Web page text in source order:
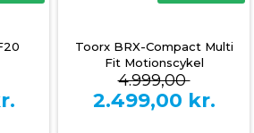
Toorx BRX-Compact Multi
Fit Motionscykel
4.999,00
2.499,00 kr.